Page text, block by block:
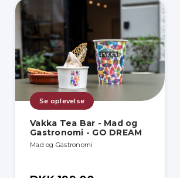
Se oplevelse
Vakka Tea Bar - Mad og
Gastronomi - GO DREAM
Mad og Gastronomi